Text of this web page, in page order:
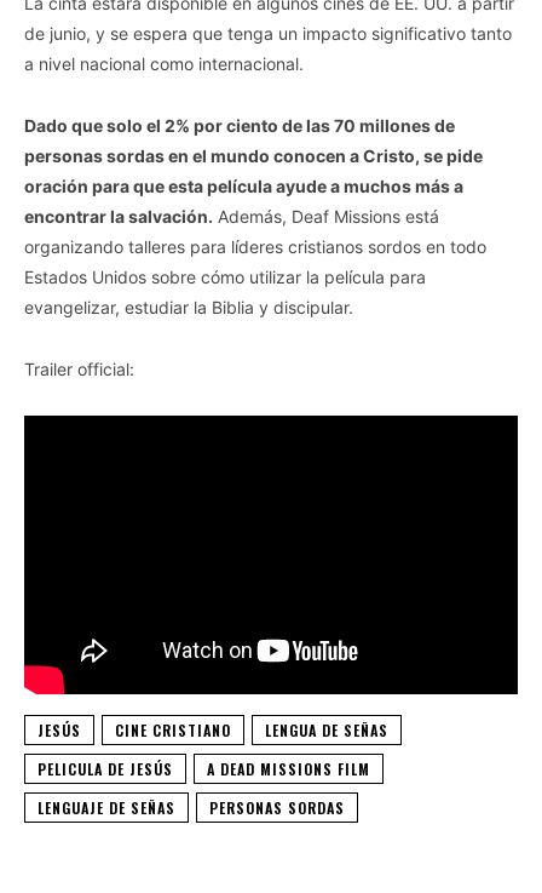
de junio, y se espera que tenga un impacto significativo tanto
a nivel nacional como internacional.
Dado que solo el 2% por ciento de las 70 millones de
personas sordas en el mundo conocen a Cristo, se pide
oración para que esta película ayude a muchos más a
encontrar la salvación. Además, Deaf Missions está
organizando talleres para líderes cristianos sordos en todo
Estados Unidos sobre cómo utilizar la película para
evangelizar, estudiar la Biblia y discipular.
Trailer official:
JESÚS CINE CRISTIANO
LENGUA DE SEÑAS
PELICULA DE JESÚS
A DEAD MISSIONS FILM
LENGUAJE DE SEÑAS
PERSONAS SORDAS